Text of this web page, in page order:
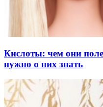
Кислоты: чем они
нужно о них знать